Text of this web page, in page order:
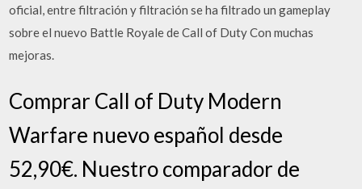
oficial, entre filtración y filtración se ha filtrado un gameplay
sobre el nuevo Battle Royale de Call of Duty Con muchas
mejoras.
Comprar Call of Duty Modern
Warfare nuevo español desde
52,90€. Nuestro comparador de